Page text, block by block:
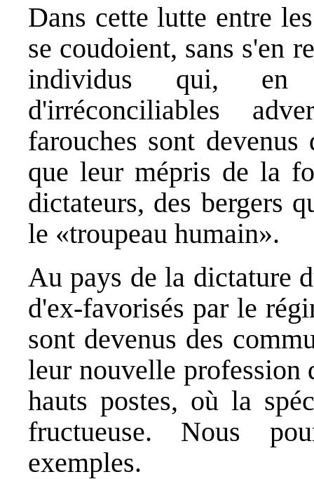
Dans cette lutte entre
se coudoient, sans s'en
individus qui, en
d'irréconciliables
farouches sont devenus
que leur mépris de la
dictateurs, des bergers
le «troupeau humain».
Au pays de la dictature
d'ex-favorisés par le
sont devenus des
leur nouvelle profession
hauts postes, où la
fructueuse. Nous
exemples.